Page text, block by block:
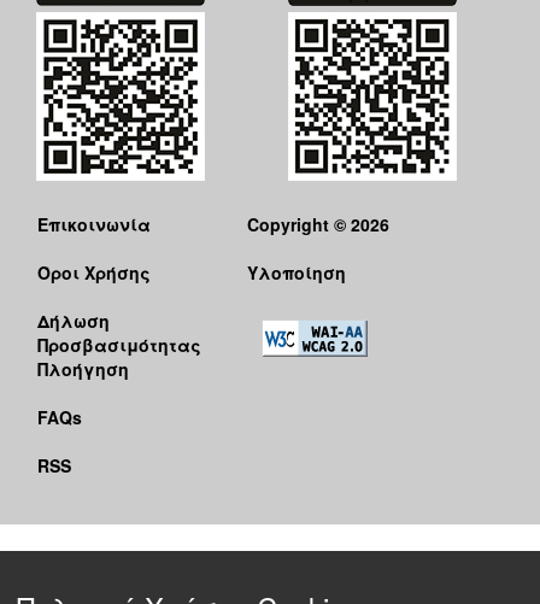
Επικοινωνία
Όροι Χρήσης
Δήλωση
Προσβασιμότητας
Πλοήγηση
FAQs
RSS
Copyright © 2026
Υλοποίηση